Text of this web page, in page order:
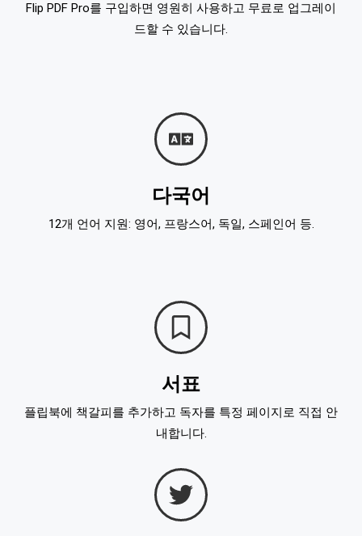
Flip PDF Pro를 구입하면 영원히 사용하고 무료로 업그레이
드할 수 있습니다.
다국어
12개 언어 지원: 영어, 프랑스어, 독일, 스페인어 등.
서표
플립북에 책갈피를 추가하고 독자를 특정 페이지로 직접 안
내합니다.